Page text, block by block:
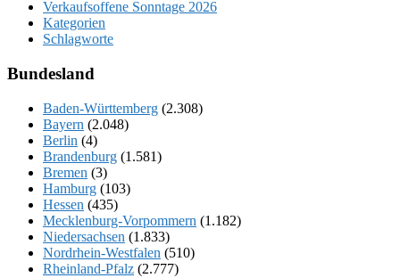
Verkaufsoffene Sonntage 2026
Kategorien
Schlagworte
Bundesland
Baden-Württemberg (2.308)
Bayern (2.048)
Berlin (4)
Brandenburg (1.581)
Bremen (3)
Hamburg (103)
Hessen (435)
Mecklenburg-Vorpommern (1.182)
Niedersachsen (1.833)
Nordrhein-Westfalen (510)
Rheinland-Pfalz (2.777)